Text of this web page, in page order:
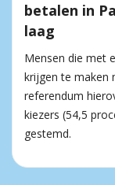
betalen in
laag
Mensen die met
krijgen te maken
referendum
kiezers (54,5
gestemd.